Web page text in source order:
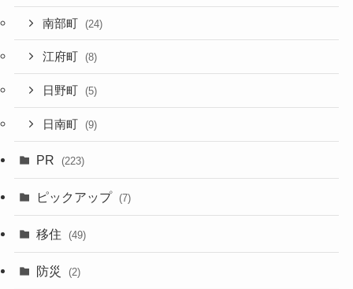
南部町 (24)
江府町 (8)
日野町 (5)
日南町 (9)
PR (223)
ピックアップ (7)
移住 (49)
防災 (2)